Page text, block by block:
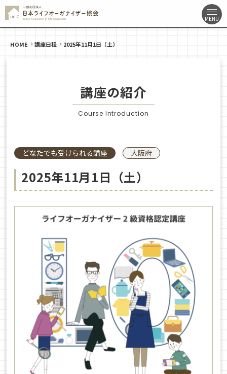
HOME 講座日程 2025年11月1日（土）
講座の紹介
Course Introduction
どなたでも受けられる講座 大阪府
2025年11月1日（土）